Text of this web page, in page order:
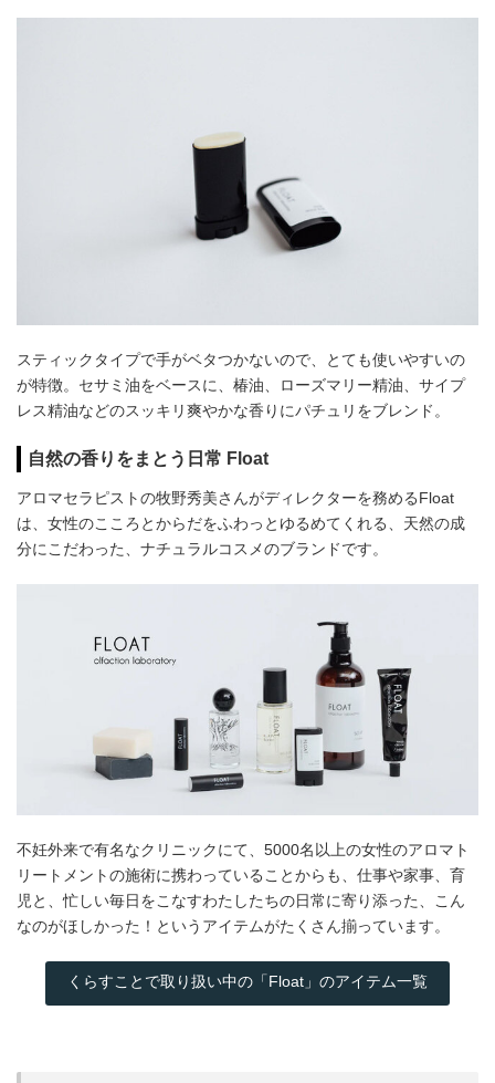
スティックタイプで手がベタつかないので、とても使いやすいの
が特徴。セサミ油をベースに、椿油、ローズマリー精油、サイプ
レス精油などのスッキリ爽やかな香りにパチュリをブレンド。
自然の香りをまとう日常 Float
アロマセラピストの牧野秀美さんがディレクターを務めるFloat
は、女性のこころとからだをふわっとゆるめてくれる、天然の成
分にこだわった、ナチュラルコスメのブランドです。
不妊外来で有名なクリニックにて、5000名以上の女性のアロマト
リートメントの施術に携わっていることからも、仕事や家事、育
児と、忙しい毎日をこなすわたしたちの日常に寄り添った、こん
なのがほしかった！というアイテムがたくさん揃っています。
くらすことで取り扱い中の「Float」のアイテム一覧